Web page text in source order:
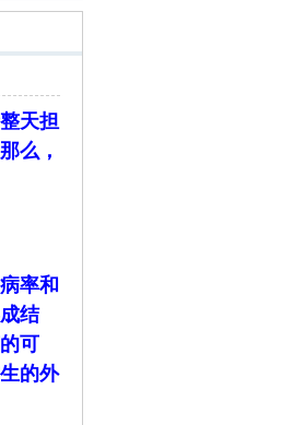
天担
么，
率和
结
可
的外